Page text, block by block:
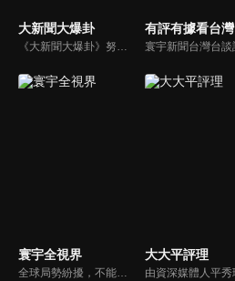
大新聞大爆卦
《大新聞大爆卦》努力秉持著監督政府的精神，繼續在網路上努力說出事實。
有評有據看台灣
寰宇全視界
全球局勢紛擾，不能置身事外！主播任明玥主持，嶄新一季《寰宇全視界2.0》，集結各領域重磅嘉賓，犀利評論、深度視角，帶您洞悉世界局勢脈絡，開拓兩岸和國際新視野，《寰宇全視界2.0》，帶給您最具含金量的觀點。
大大平評理